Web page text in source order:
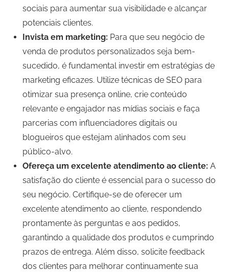
sociais para aumentar sua visibilidade e alcançar
potenciais clientes.
Invista em marketing: Para que seu negócio de
venda de produtos personalizados seja bem-
sucedido, é fundamental investir em estratégias de
marketing eficazes. Utilize técnicas de SEO para
otimizar sua presença online, crie conteúdo
relevante e engajador nas mídias sociais e faça
parcerias com influenciadores digitais ou
blogueiros que estejam alinhados com seu
público-alvo.
Ofereça um excelente atendimento ao cliente: A
satisfação do cliente é essencial para o sucesso do
seu negócio. Certifique-se de oferecer um
excelente atendimento ao cliente, respondendo
prontamente às perguntas e aos pedidos,
garantindo a qualidade dos produtos e cumprindo
prazos de entrega. Além disso, solicite feedback
dos clientes para melhorar continuamente sua